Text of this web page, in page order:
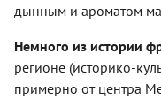
дынным и ароматом
Немного из истории
регионе (историко-
примерно от центра